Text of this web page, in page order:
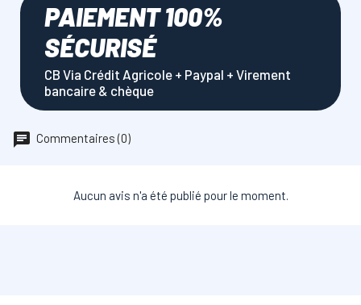
PAIEMENT 100%
SÉCURISÉ
CB Via Crédit Agricole + Paypal + Virement
bancaire & chèque
Commentaires (0)
Aucun avis n'a été publié pour le moment.